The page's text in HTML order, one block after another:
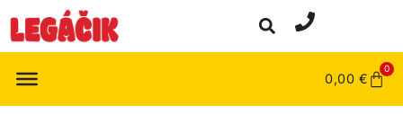
0,00 €
0